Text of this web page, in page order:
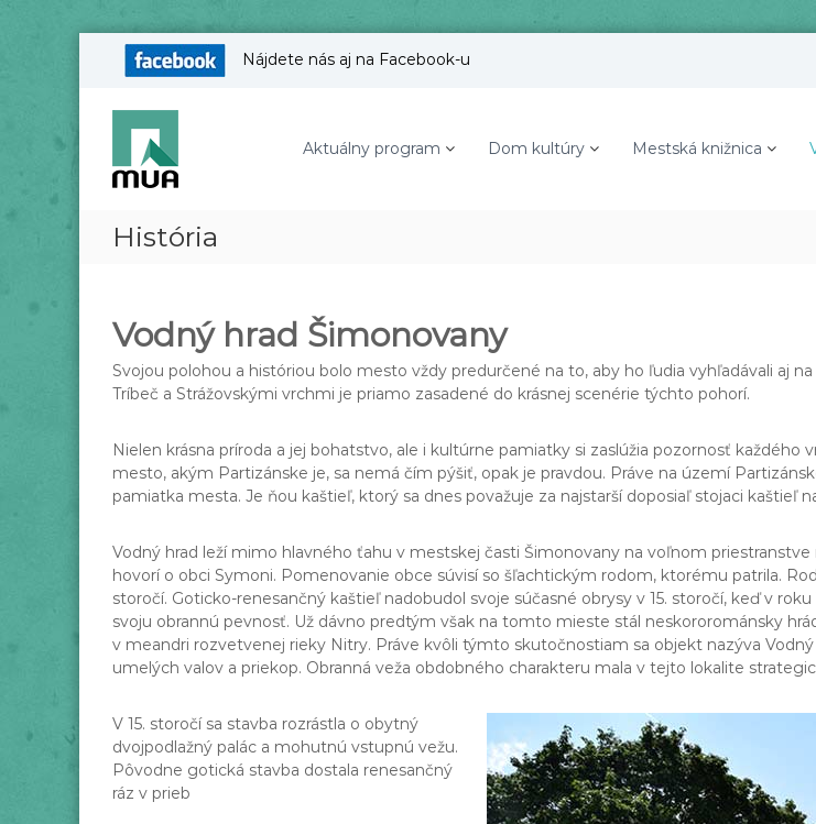
Nájdete nás aj na Facebook-u
k
e
l
e
k
á
a
e
n
t
ú
r
a
a
r
t
Aktuálny program Dom kultúry Mestská knižnica
História
Vodný hrad Šimonovany
Svojou polohou a históriou bolo mesto vždy predurčené na to, aby ho ľudia vyhľadávali aj
Tríbeč a Strážovskými vrchmi je priamo zasadené do krásnej scenérie týchto pohorí.
Nielen krásna príroda a jej bohatstvo, ale i kultúrne pamiatky si zaslúžia pozornosť
mesto, akým Partizánske je, sa nemá čím pýšiť, opak je pravdou. Práve na území
pamiatka mesta. Je ňou kaštieľ, ktorý sa dnes považuje za najstarší doposiaľ stojaci kaštieľ
Vodný hrad leží mimo hlavného ťahu v mestskej časti Šimonovany na voľnom
hovorí o obci Symoni. Pomenovanie obce súvisí so šľachtickým rodom, ktorému patrila.
storočí. Goticko-renesančný kaštieľ nadobudol svoje súčasné obrysy v 15. storočí, keď v
svoju obrannú pevnosť. Už dávno predtým však na tomto mieste stál neskororománsky
v meandri rozvetvenej rieky Nitry. Práve kvôli týmto skutočnostiam sa objekt nazýva
umelých valov a priekop. Obranná veža obdobného charakteru mala v tejto lokalite
V 15. storočí sa stavba rozrástla o obytný
dvojpodlažný palác a mohutnú vstupnú vežu.
Pôvodne gotická stavba dostala renesančný
ráz v prieb